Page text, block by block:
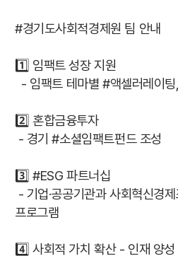
#경기도사회적경제원 팀 안내
1️⃣ 임팩트 성장 지원
- 임팩트 테마별 #액셀러레이
2️⃣ 혼합금융투자
- 경기 #소셜임팩트펀드 조성
3️⃣ #ESG 파트너십
- 기업·공공기관과 사회혁신경
프로그램
4️⃣ 사회적 가치 확산 - 인재 양성